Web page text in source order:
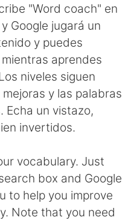
Việt
"Word coach" en
Google jugará un
y puedes
aprendes
niveles siguen
y las palabras
Echa un vistazo,
invertidos.
vocabulary. Just
box and Google
to help you improve
Note that you need